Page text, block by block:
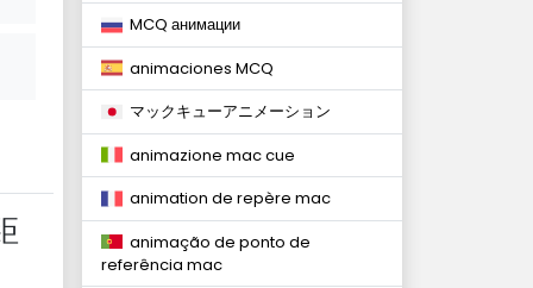
MCQ анимации
animaciones MCQ
マックキューアニメーション
animazione mac cue
animation de repère mac
animação de ponto de
referência mac